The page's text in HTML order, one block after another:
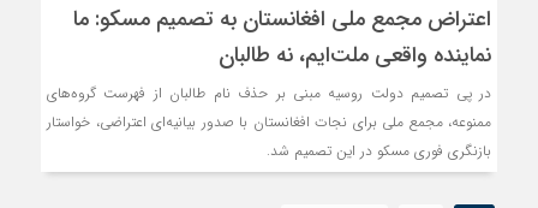
اعتراض مجمع ملی افغانستان به تصمیم مسکو: ما
نماینده واقعی ملت‌ایم، نه طالبان
در پی تصمیم دولت روسیه مبنی بر حذف نام طالبان از فهرست گروه‌های
ممنوعه، مجمع ملی برای نجات افغانستان با صدور بیانیه‌ای اعتراضی، خواستار
بازنگری فوری مسکو در این تصمیم شد.